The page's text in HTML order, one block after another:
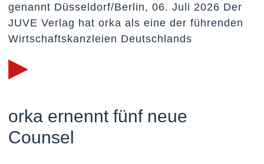
genannt Düsseldorf/Berlin, 06. Juli 2026 Der
JUVE Verlag hat orka als eine der führenden
Wirtschaftskanzleien Deutschlands
▸
orka ernennt fünf neue
Counsel